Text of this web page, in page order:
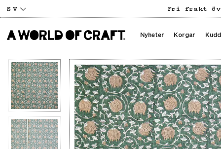
SV Fri frakt
Nyheter Korgar